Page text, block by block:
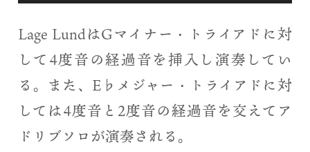
プ
レ
ー
ヤ
ー
Lage LundはGマイナー・トライアドに対
して4度音の経過音を挿入し演奏してい
る。また、E♭メジャー・トライアドに対
しては4度音と2度音の経過音を交えてア
ドリブソロが演奏される。